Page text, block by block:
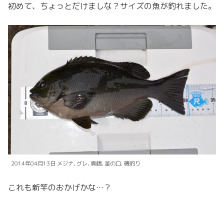
初めて、ちょっとだけましな？サイズの魚が釣れました。
2014年04月13日 メジナ, グレ, 真鶴, 釜の口, 磯釣り
これも新竿のおかげかな…？